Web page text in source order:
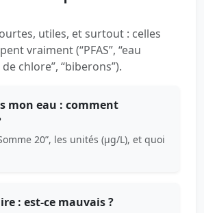
utiles, et surtout : celles
vraiment (“PFAS”, “eau
chlore”, “biberons”).
mon eau : comment
20”, les unités (µg/L), et quoi
: est-ce mauvais ?